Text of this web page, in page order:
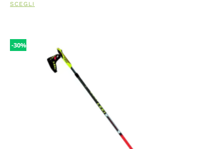
SCEGLI
-30%